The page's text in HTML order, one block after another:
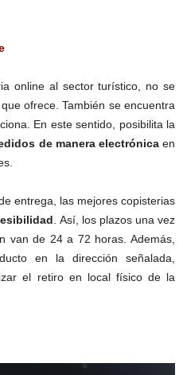
online al sector turístico, no se
ofrece. También se encuentra
En este sentido, posibilita la
de manera electrónicaen
entrega, las mejores copisterias
. Así, los plazos una vez
van de 24 a 72 horas. Además,
en la dirección señalada,
el retiro en local físico de la